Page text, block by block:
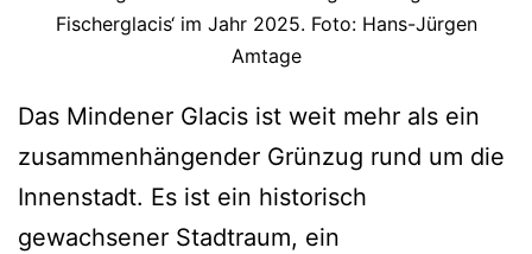
Fischerglacis‘ im Jahr 2025. Foto: Hans-Jürgen
Amtage
Das Mindener Glacis ist weit mehr als ein
zusammenhängender Grünzug rund um die
Innenstadt. Es ist ein historisch
gewachsener Stadtraum, ein